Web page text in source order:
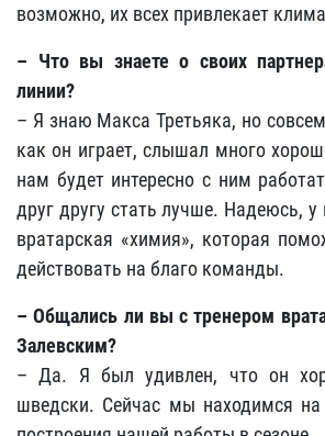
возможно, их всех привлекает
– Что вы знаете о своих
линии?
– Я знаю Макса Третьяка, но
как он играет, слышал много
нам будет интересно с ним
друг другу стать лучше. Надеюсь, у
вратарская «химия», которая
действовать на благо команды.
– Общались ли вы с тренером
Залевским?
– Да. Я был удивлен, что он
шведски. Сейчас мы находимся